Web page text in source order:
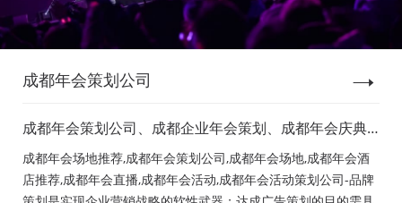
成都年会策划公司
成都年会策划公司、成都企业年会策划、成都年会庆典
策划、成都年会节目表演、成都年会节目演出、成都年
会活动策划公司、成都年会布置公司，成都年会现场搭
建公司，成都年会节目表演，年会节目创意节目，年会
成都年会场地推荐,成都年会策划公司,成都年会场地,成都年会酒
店推荐,成都年会直播,成都年会活动,成都年会活动策划公司-品牌